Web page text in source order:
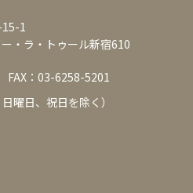
1
・ラ・トゥール新宿610
FAX：03-6258-5201
曜日、祝日を除く）